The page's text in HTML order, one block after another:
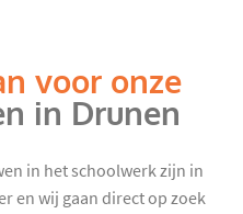
voor onze
in Drunen
in het schoolwerk zijn in
en wij gaan direct op zoek